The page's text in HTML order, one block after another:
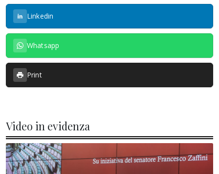
Linkedin
Whatsapp
Print
Video in evidenza